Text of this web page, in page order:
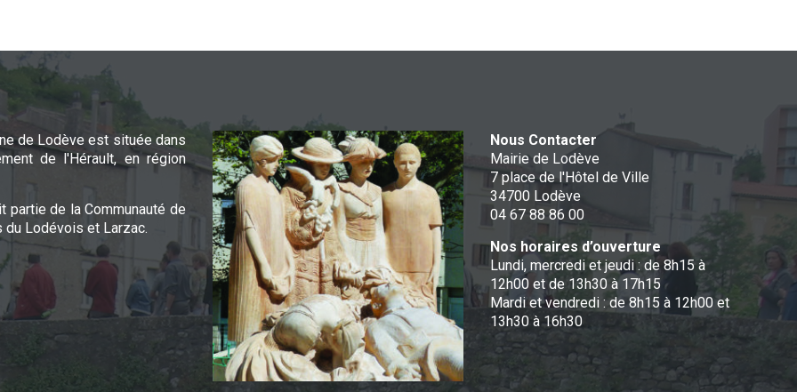
de Lodève est située dans
de l'Hérault, en région
partie de la Communauté de
du Lodévois et Larzac.
Nous Contacter
Mairie de Lodève
7 place de l'Hôtel de Ville
34700 Lodève
04 67 88 86 00
Nos horaires d’ouverture
Lundi, mercredi et jeudi : de 8h15 à
12h00 et de 13h30 à 17h15
Mardi et vendredi : de 8h15 à 12h00 et
13h30 à 16h30